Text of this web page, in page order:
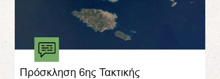
Πρόσκληση 6ης Τακτικής